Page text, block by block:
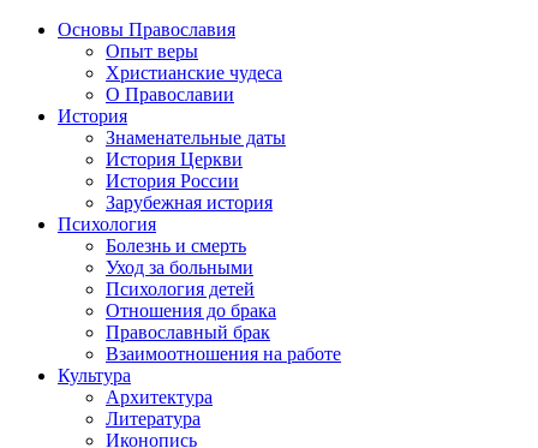
Основы Православия
Опыт веры
Христианские чудеса
О Православии
История
Знаменательные даты
История Церкви
История России
Зарубежная история
Психология
Болезнь и смерть
Уход за больными
Психология детей
Отношения до брака
Православный брак
Взаимоотношения на работе
Культура
Архитектура
Литература
Иконопись